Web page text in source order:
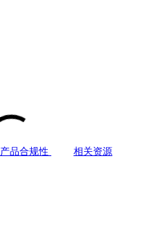
产品合规性
相关资源